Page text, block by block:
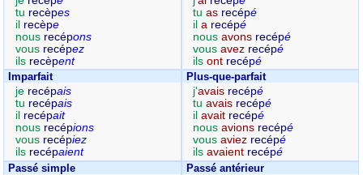
tu recèpes
il recèpe
nous recépons
vous recépez
ils recèpent
tuas recépé
ila recépé
nousavons recépé
vousavez recépé
ilsont recépé
Imparfait
je recépais
tu recépais
il recépait
nous recépions
vous recépiez
ils recépaient
Plus-que-parfait
j'avais recépé
tuavais recépé
ilavait recépé
nousavions recépé
vousaviez recépé
ilsavaient recépé
Passé simple
Passé antérieur